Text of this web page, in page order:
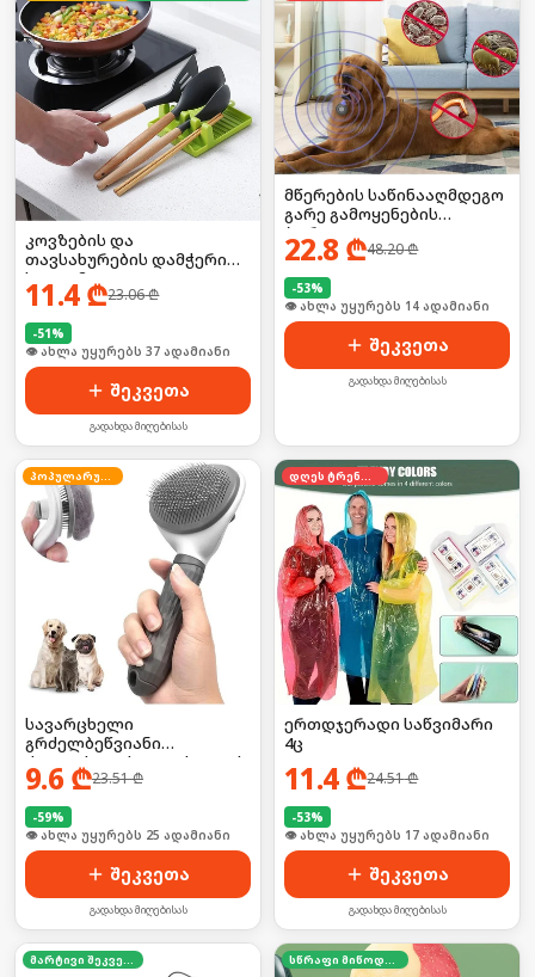
კოვზების და
თავსახურების დამჭერი
სადგამი
11.4₾23.06₾
-51%
🛒 ბოლო 24სთ-ში იყიდა 9-მა
შეკვეთა
გადახდა მიღებისას
მწერების საწინააღმდეგო
გარე გამოყენების
პორტატული
დამაფრთხობელი
22.8 ₾48.20₾
-53%
🛒 ბოლო 24სთ-ში იყიდა 21-მა
შეკვეთა
გადახდა მიღებისას
პოპულარული
სავარცხელი
გრძელბეწვიანი
ძაღლისთვის/კატისათვის
9.6 ₾23.51₾
-59%
🛒 ბოლო 24სთ-ში იყიდა 39-მა
შეკვეთა
გადახდა მიღებისას
დღეს ტრენდში
ერთდჯერადი საწვიმარი
4ც
11.4₾24.51₾
-53%
🛒 ბოლო 24სთ-ში იყიდა 27-მა
შეკვეთა
გადახდა მიღებისას
მარტივი შეკვეთა სწრაფი მიწოდება